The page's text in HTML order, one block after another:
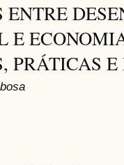
ENTRE
E
PRÁTICAS E